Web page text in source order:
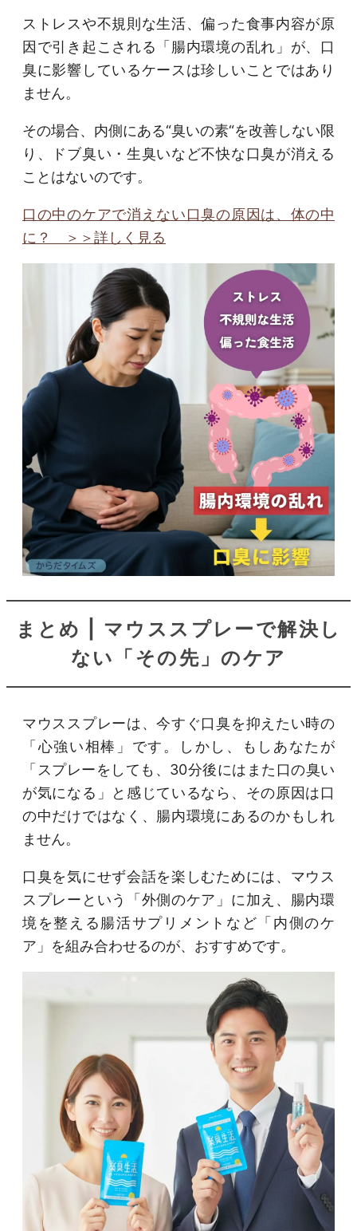
ストレスや不規則な生活、偏った食事内容が原
因で引き起こされる「腸内環境の乱れ」が、口
臭に影響しているケースは珍しいことではあり
ません。
その場合、内側にある“臭いの素“を改善しない限
り、ドブ臭い・生臭いなど不快な口臭が消える
ことはないのです。
口の中のケアで消えない口臭の原因は、体の中
に？ ＞＞詳しく見る
まとめ | マウススプレーで解決し
ない「その先」のケア
マウススプレーは、今すぐ口臭を抑えたい時の
「心強い相棒」です。しかし、もしあなたが
「スプレーをしても、30分後にはまた口の臭い
が気になる」と感じているなら、その原因は口
の中だけではなく、腸内環境にあるのかもしれ
ません。
口臭を気にせず会話を楽しむためには、マウス
スプレーという「外側のケア」に加え、腸内環
境を整える腸活サプリメントなど「内側のケ
ア」を組み合わせるのが、おすすめです。